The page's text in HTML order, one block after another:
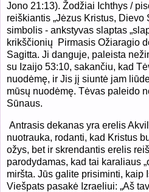
Jono 21:13). Žodžiai Ichthys /
reiškiantis „Jėzus Kristus, Dievo
simbolis - ankstyvas slaptas
krikščionių
Pirmasis Ožiaragio
Sagitta. Ji danguje, paleista
su Izaijo 53:10, sakančiu, kad
nuodėmę, ir Jis jį siuntė jam
mūsų nuodėmę. Tėvas paleido
Sūnaus.
Antrasis dekanas yra erelis
nuotrauka, rodanti, kad Kristus
ožys, bet ir skrendantis erelis
parodydamas, kad tai karaliaus
miršta. Jūs galite prisiminti, kaip
Viešpats pasakė Izraeliui: „Aš